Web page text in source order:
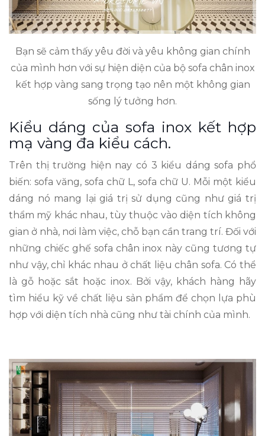
Bạn sẽ cảm thấy yêu đời và yêu không gian chính
của mình hơn với sự hiện diện của bộ sofa chân inox
kết hợp vàng sang trọng tạo nên một không gian
sống lý tưởng hơn.
Kiểu dáng của sofa inox kết hợp
mạ vàng đa kiểu cách.
Trên thị trường hiện nay có 3 kiểu dáng sofa phổ
biến: sofa văng, sofa chữ L, sofa chữ U. Mỗi một kiểu
dáng nó mang lại giá trị sử dụng cũng như giá trị
thẩm mỹ khác nhau, tùy thuộc vào diện tích không
gian ở nhà, nơi làm việc, chỗ bạn cần trang trí. Đối với
những chiếc ghế sofa chân inox này cũng tương tự
như vậy, chỉ khác nhau ở chất liệu chân sofa. Có thể
là gỗ hoặc sắt hoặc inox. Bởi vậy, khách hàng hãy
tìm hiểu kỹ về chất liệu sản phẩm để chọn lựa phù
hợp với diện tích nhà cũng như tài chính của mình.